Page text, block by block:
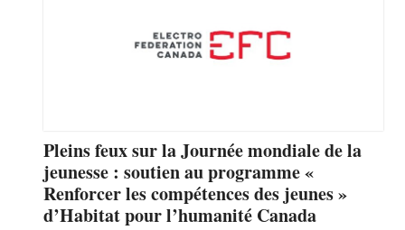
Pleins feux sur la Journée mondiale de la
jeunesse : soutien au programme «
Renforcer les compétences des jeunes »
d’Habitat pour l’humanité Canada